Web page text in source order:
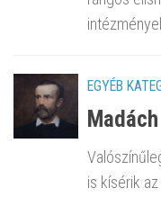
EGYÉB
is kísérik